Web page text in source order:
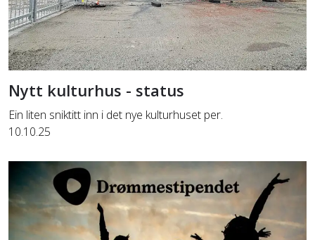
Nytt kulturhus - status
Ein liten sniktitt inn i det nye kulturhuset per.
10.10.25